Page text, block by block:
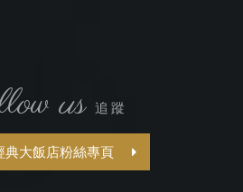
us 追蹤
典大飯店粉絲專頁